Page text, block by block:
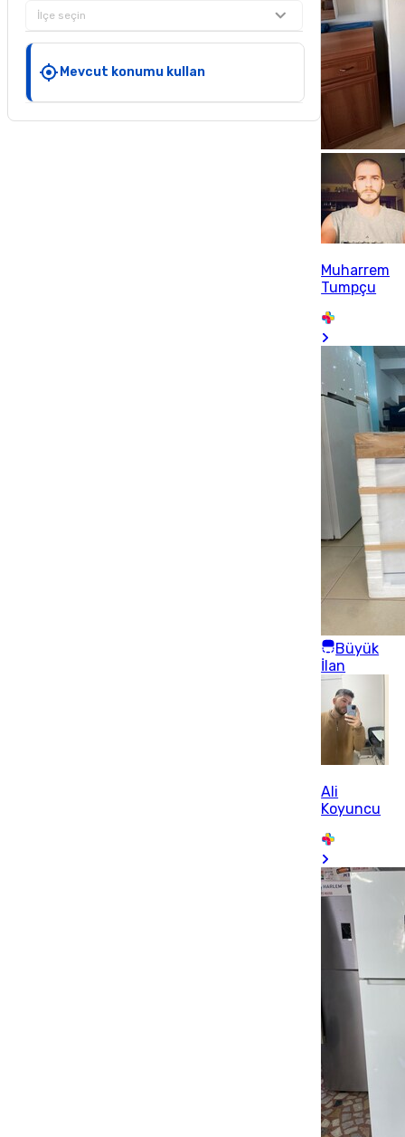
İlçe seçin
Mevcut konumu kullan
Muharrem
Tumpçu
Büyük
İlan
Ali
Koyuncu